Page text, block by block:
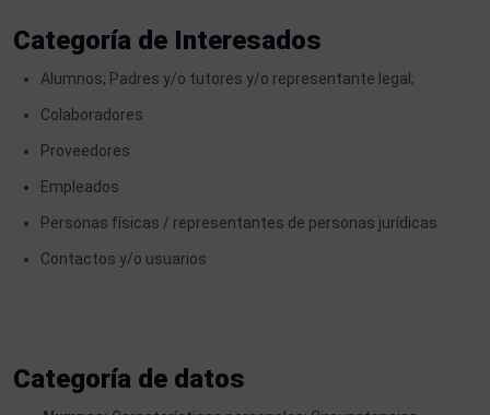
Categoría de Interesados
Alumnos; Padres y/o tutores y/o representante legal;
Colaboradores
Proveedores
Empleados
Personas físicas / representantes de personas jurídicas
Contactos y/o usuarios
Categoría de datos